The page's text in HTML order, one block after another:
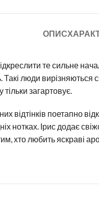
ОПИС
те сильне
люди
загартовує.
відтінків поетапно
нотках. Ірис додає
хто любить яскраві